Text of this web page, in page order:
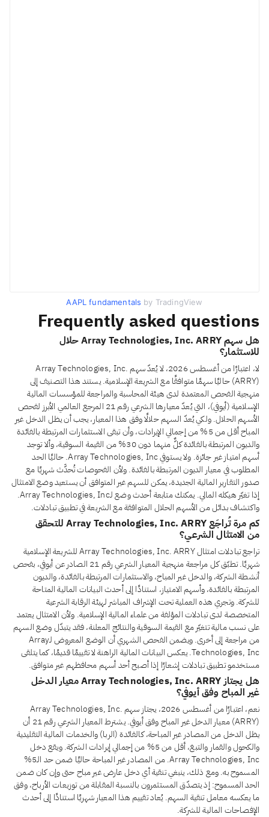
AAPL fundamentals by TradingView
Frequently asked questions
هل سهم Array Technologies, Inc. ARRY حلال
للاستثمار؟
لا، اعتبارًا من أغسطس 2026، لا يُعدّ سهم Array Technologies, Inc.
(ARRY) حاليًا سهمًا متوافقًا مع الشريعة الإسلامية. يستند هذا التصنيف إلى
منهجية الفحص المعتمدة لدى هيئة المحاسبة والمراجعة للمؤسسات المالية
الإسلامية (أيوفي)، التي يُعدّ معيارها الشرعي رقم 21 المرجع العالمي الأبرز لفحص
الأسهم الحلال. ولكي يُعدّ السهم حلالًا وفق هذا المعيار، يجب أن يظل الدخل غير
المباح أقل من 5% من إجمالي الإيرادات، وأن تبقى الاستثمارات المرتبطة بالفائدة
والديون المرتبطة بالفائدة كلٌّ منهما دون 30% من القيمة السوقية، وألا توجد
أسهم امتياز غير جائزة. ولا يستوفي Array Technologies, Inc. حاليًا الحد
المطلوب في معيار الديون المرتبطة بالفائدة. ولأن الفحوصات تُحدَّث شهريًا مع
صدور التقارير المالية الجديدة، يمكن للسهم غير المتوافق أن يستعيد وضع الامتثال
إذا تغيّر هيكله المالي. يمكنك متابعة أحدث وضع لـArray Technologies, Inc.
واكتشاف بدائل من الأسهم الحلال المتوافقة مع الشريعة في تطبيق تبادلات.
كم مرة تُراجَع Array Technologies, Inc. ARRY للتحقق
من الامتثال الشرعي؟
تراجع تبادلات امتثال Array Technologies, Inc. ARRY للشريعة الإسلامية
شهريًا. تطبّق كل مراجعة منهجية المعيار الشرعي رقم 21 الصادر عن أيوفي، بفحص
أنشطة الشركة، والدخل غير المباح، والاستثمارات المرتبطة بالفائدة، والديون
المرتبطة بالفائدة، وأسهم الامتياز، استنادًا إلى أحدث البيانات المالية المتاحة
للشركة. وتجري هذه العملية تحت الإشراف المباشر لهيئة الرقابة الشرعية
المتخصصة لدى تبادلات المؤلفة من علماء المالية الإسلامية. ولأن الامتثال يعتمد
على نسب مالية تتغيّر مع القيمة السوقية والنتائج المعلنة، فقد يتبدّل وضع السهم
من مراجعة إلى أخرى. ويضمن الفحص الشهري أن الوضع المعروض لـArray
Technologies, Inc. يعكس البيانات المالية الراهنة لا تقييمًا قديمًا، كما يتلقى
مستخدمو تطبيق تبادلات إشعارًا إذا أصبح أحد أسهم محافظهم غير متوافق.
هل يجتاز Array Technologies, Inc. ARRY معيار الدخل
غير المباح وفق أيوفي؟
نعم، اعتبارًا من أغسطس 2026، يجتاز سهم Array Technologies, Inc.
(ARRY) معيار الدخل غير المباح وفق أيوفي. يشترط المعيار الشرعي رقم 21 أن
يظل الدخل من المصادر غير المباحة، كالفائدة (الربا) والخدمات المالية التقليدية
والكحول والقمار والتبغ، أقل من 5% من إجمالي إيرادات الشركة. ويقع دخل
Array Technologies, Inc. من المصادر غير المباحة حاليًا ضمن حد الـ5%
المسموح به. ومع ذلك، ينبغي تنقية أي دخل عارض غير مباح حتى وإن كان ضمن
الحد المسموح: إذ يتصدّق المستثمرون بالنسبة المقابلة من توزيعات الأرباح، وفق
ما يعكسه معامل تنقية السهم. يُعاد تقييم هذا المعيار شهريًا استنادًا إلى أحدث
الإفصاحات المالية للشركة.